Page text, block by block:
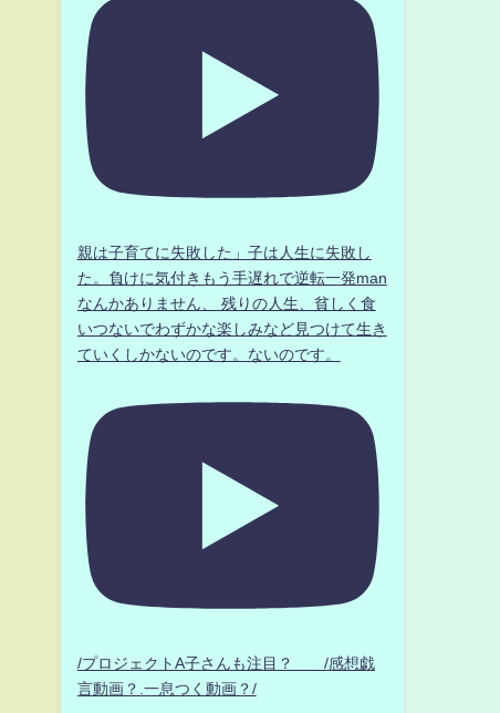
親は子育てに失敗した」子は人生に失敗し
た。負けに気付きもう手遅れで逆転一発man
なんかありません、 残りの人生、貧しく食
いつないでわずかな楽しみなど見つけて生き
ていくしかないのです。ないのです。
/プロジェクトA子さんも注目？ /感想戯
言動画？.一息つく動画？/